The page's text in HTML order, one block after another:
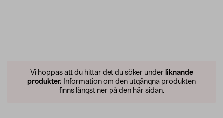
Vi hoppas att du hittar det du söker under liknande
produkter. Information om den utgångna produkten
finns längst ner på den här sidan.